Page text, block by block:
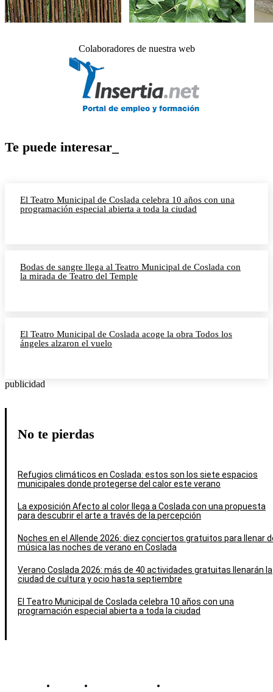
Colaboradores de nuestra web
Te puede interesar_
El Teatro Municipal de Coslada celebra 10 años con una
programación especial abierta a toda la ciudad
Bodas de sangre llega al Teatro Municipal de Coslada con
la mirada de Teatro del Temple
El Teatro Municipal de Coslada acoge la obra Todos los
ángeles alzaron el vuelo
publicidad
No te pierdas
Refugios climáticos en Coslada: estos son los siete espacios
municipales donde protegerse del calor este verano
La exposición Afecto al color llega a Coslada con una propuesta
para descubrir el arte a través de la percepción
Noches en el Allende 2026: diez conciertos gratuitos para llenar
música las noches de verano en Coslada
Verano Coslada 2026: más de 40 actividades gratuitas llenarán la
ciudad de cultura y ocio hasta septiembre
El Teatro Municipal de Coslada celebra 10 años con una
programación especial abierta a toda la ciudad
Contacto Política de cookies